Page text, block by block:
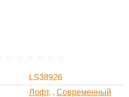
LS38926
Лофт , Современный